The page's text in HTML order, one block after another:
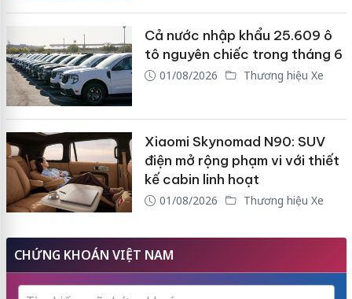
Cả nước nhập khẩu 25.609 ô
tô nguyên chiếc trong tháng 6
01/08/2026 Thương hiệu Xe
Xiaomi Skynomad N90: SUV
điện mở rộng phạm vi với thiết
kế cabin linh hoạt
01/08/2026 Thương hiệu Xe
CHỨNG KHOÁN VIỆT NAM